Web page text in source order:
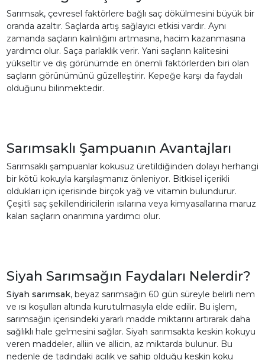
Sarımsak, çevresel faktörlere bağlı saç dökülmesini büyük bir
oranda azaltır. Saçlarda artış sağlayıcı etkisi vardır. Aynı
zamanda saçların kalınlığını artmasına, hacim kazanmasına
yardımcı olur. Saça parlaklık verir. Yani saçların kalitesini
yükseltir ve dış görünümde en önemli faktörlerden biri olan
saçların görünümünü güzelleştirir. Kepeğe karşı da faydalı
olduğunu bilinmektedir.
Sarımsaklı Şampuanın Avantajları
Sarımsaklı şampuanlar kokusuz üretildiğinden dolayı herhangi
bir kötü kokuyla karşılaşmanız önleniyor. Bitkisel içerikli
oldukları için içerisinde birçok yağ ve vitamin bulundurur.
Çeşitli saç şekillendiricilerin ısılarına veya kimyasallarına maruz
kalan saçların onarımına yardımcı olur.
Siyah Sarımsağın Faydaları Nelerdir?
Siyah sarımsak, beyaz sarımsağın 60 gün süreyle belirli nem
ve ısı koşulları altında kurutulmasıyla elde edilir. Bu işlem,
sarımsağın içerisindeki yararlı madde miktarını artırarak daha
sağlıklı hale gelmesini sağlar. Siyah sarımsakta keskin kokuyu
veren maddeler, alliin ve allicin, az miktarda bulunur. Bu
nedenle de tadındaki acılık ve sahip olduğu keskin koku